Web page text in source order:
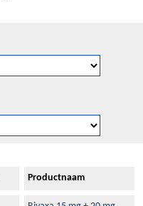
Productnaam